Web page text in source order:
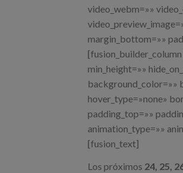
video_webm=»»
margin_bottom=»»
min_height=»»
background_color=»»
hover_type=»none»
padding_top=»»
animation_type=»»
[fusion_text]
Los próximos 24, 25,